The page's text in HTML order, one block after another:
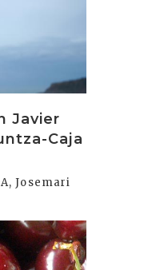
Javier
Caja
Josemari